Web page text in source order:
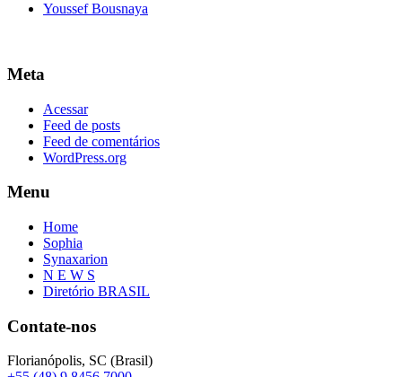
Youssef Bousnaya
Meta
Acessar
Feed de posts
Feed de comentários
WordPress.org
Menu
Home
Sophia
Synaxarion
N E W S
Diretório BRASIL
Contate-nos
Florianópolis, SC (Brasil)